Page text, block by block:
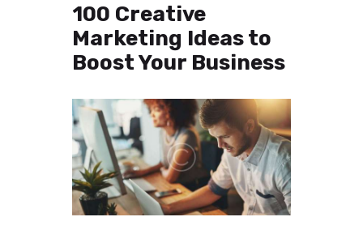
100 Creative
Marketing Ideas to
Boost Your Business